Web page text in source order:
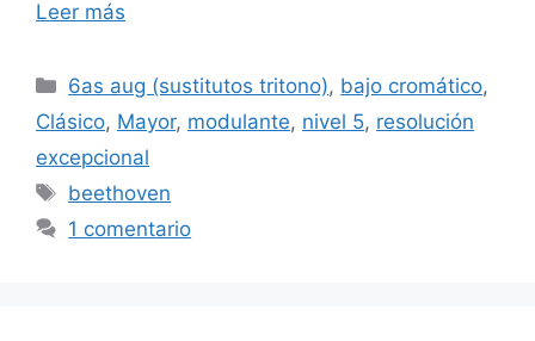
audio
Leer más
Categorías
6as aug (sustitutos tritono), bajo cromático,
Clásico, Mayor, modulante, nivel 5, resolución
excepcional
Etiquetas
beethoven
1 comentario